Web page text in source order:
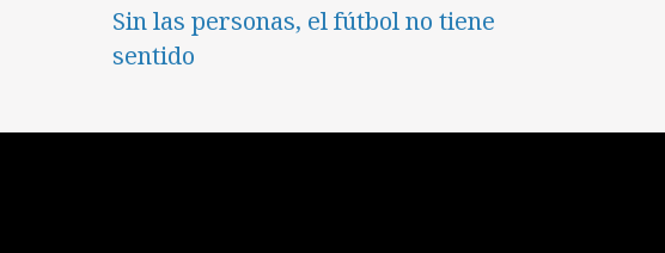
Sin las personas, el fútbol no tiene
sentido